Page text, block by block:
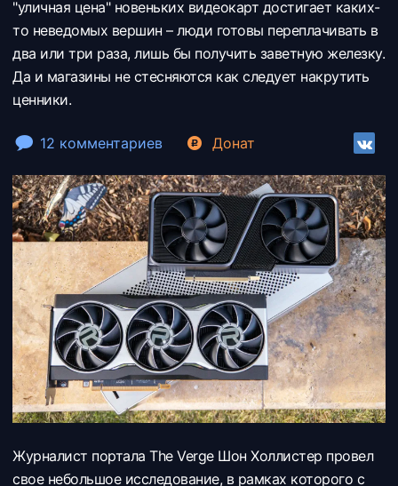
"уличная цена" новеньких видеокарт достигает каких-
то неведомых вершин – люди готовы переплачивать в
два или три раза, лишь бы получить заветную железку.
Да и магазины не стесняются как следует накрутить
ценники.
12 комментариев Донат
Журналист портала The Verge Шон Холлистер провел
свое небольшое исследование, в рамках которого с